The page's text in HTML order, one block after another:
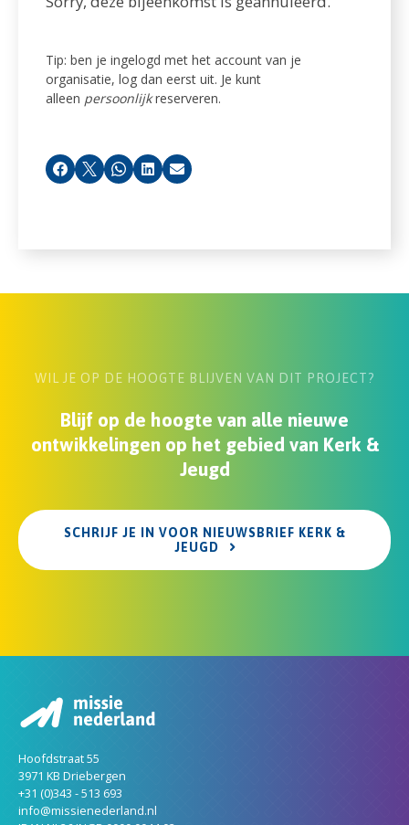
Tip: ben je ingelogd met het account van je
organisatie, log dan eerst uit. Je kunt
alleen persoonlijkreserveren.
Facebook
X Whatsapp
LinkedInE-mail
WIL JE OP DE HOOGTE BLIJVEN VAN DIT PROJECT?
Blijf op de hoogte van alle nieuwe
ontwikkelingen op het gebied van Kerk &
Jeugd
SCHRIJF JE IN VOOR NIEUWSBRIEF KERK &
JEUGD
Hoofdstraat 55
3971 KB Driebergen
+31 (0)343 - 513 693
info@missienederland.nl